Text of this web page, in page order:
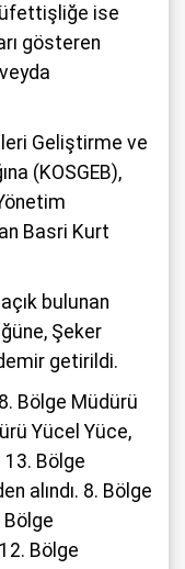
ise
gösteren
Geliştirme ve
(KOSGEB),
Basri Kurt
bulunan
Şeker
getirildi.
Bölge Müdürü
Yücel Yüce,
13. Bölge
alındı. 8. Bölge
Bölge
Bölge